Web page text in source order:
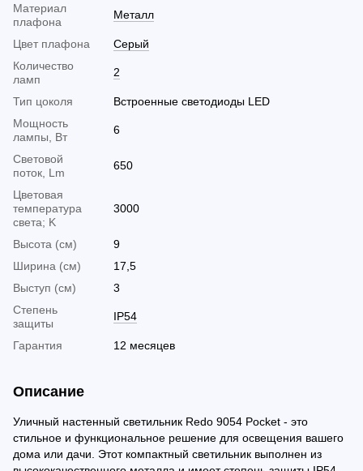
Материал
плафона
Металл
Цвет плафона
Серый
Количество
ламп
2
Тип цоколя
Встроенные светодиоды LED
Мощность
лампы, Вт
6
Световой
поток, Lm
650
Цветовая
температура
света; K
3000
Высота (см)
9
Ширина (см)
17,5
Выступ (см)
3
Cтепень
защиты
IP54
Гарантия 12 месяцев
Описание
Уличный настенный светильник Redo 9054 Pocket - это
стильное и функциональное решение для освещения вашего
дома или дачи. Этот компактный светильник выполнен из